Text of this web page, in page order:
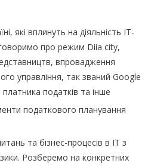
які вплинуть на діяльність IT-
про режим Diia city,
впровадження
управління, так званий Google
податків та інше
податкового планування
та бізнес-процесів в IT з
Розберемо на конкретних